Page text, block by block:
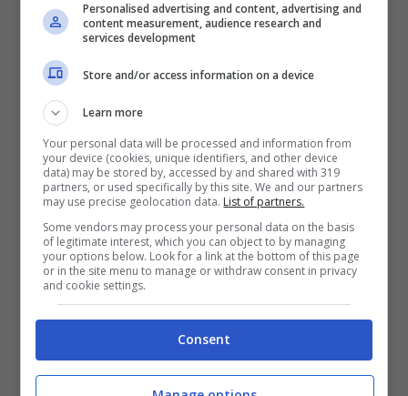
Categorie
Windows
Personalised advertising and content, advertising and
content measurement, audience research and
services development
Store and/or access information on a device
Learn more
Your personal data will be processed and information from
your device (cookies, unique identifiers, and other device
data) may be stored by, accessed by and shared with 319
partners, or used specifically by this site. We and our partners
may use precise geolocation data. List of partners.
Some vendors may process your personal data on the basis
of legitimate interest, which you can object to by managing
your options below. Look for a link at the bottom of this page
or in the site menu to manage or withdraw consent in privacy
and cookie settings.
Consent